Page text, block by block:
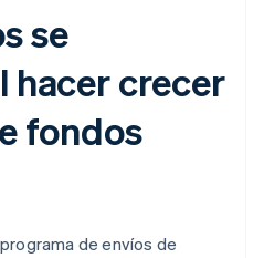
se
hacer crecer
fondos
de envíos de